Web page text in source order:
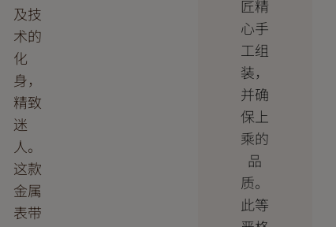
及技
术的
化
身，
精致
迷
人。
这款
金属
表带
匠精
心手
工组
装，
并确
保上
乘的
品
质。
此等